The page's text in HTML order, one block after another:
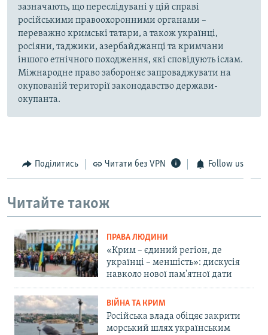
зазначають, що переслідувані у цій справі
російськими правоохоронними органами –
переважно кримські татари, а також українці,
росіяни, таджики, азербайджанці та кримчани
іншого етнічного походження, які сповідують іслам.
Міжнародне право забороняє запроваджувати на
окупованій території законодавство держави-
окупанта.
Поділитись Читати без VPN Follow us
Читайте також
ПРАВА ЛЮДИНИ
«Крим – єдиний регіон, де
українці – меншість»: дискусія
навколо нової пам'ятної дати
ВІЙНА ТА КРИМ
Російська влада обіцяє закрити
морський шлях українським